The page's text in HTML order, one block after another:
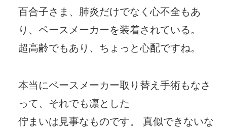
百合子さま、肺炎だけでなく心不全もあ
り、ペースメーカーを装着されている。
超高齢でもあり、ちょっと心配ですね。
本当にペースメーカー取り替え手術もなさ
って、それでも凛とした
佇まいは見事なものです。 真似できないな